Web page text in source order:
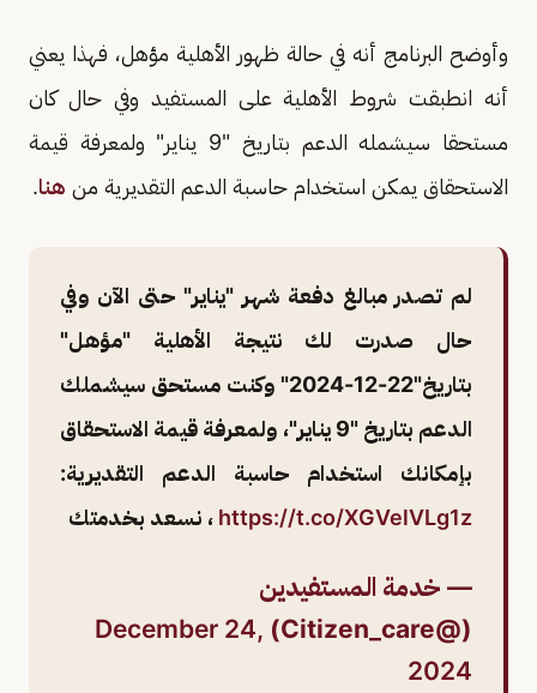
وأوضح البرنامج أنه في حالة ظهور الأهلية مؤهل، فهذا يعني
أنه انطبقت شروط الأهلية على المستفيد وفي حال كان
مستحقا سيشمله الدعم بتاريخ "9 يناير" ولمعرفة قيمة
الاستحقاق يمكن استخدام حاسبة الدعم التقديرية من هنا.
لم تصدر مبالغ دفعة شهر "يناير" حتى الآن وفي
حال صدرت لك نتيجة الأهلية "مؤهل"
بتاريخ"22-12-2024" وكنت مستحق سيشملك
الدعم بتاريخ "9 يناير"، ولمعرفة قيمة الاستحقاق
بإمكانك استخدام حاسبة الدعم التقديرية:
https://t.co/XGVelVLg1z ⁩ ، نسعد بخدمتك
— خدمة المستفيدين
(@Citizen_care)
December 24,
2024